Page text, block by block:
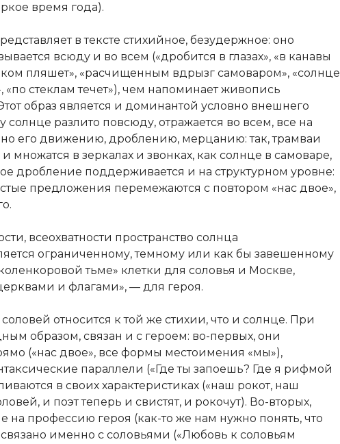
время года).
в тексте стихийное, безудержное: оно
всюду и во всем («дробится в глазах», «в канавы
пляшет», «расчищенным вдрызг самоваром», «солнце
«по стеклам течет»), чем напоминает живопись
образ является и доминантой условно внешнего
солнце разлито повсюду, отражается во всем, все на
его движению, дроблению, мерцанию: так, трамваи
множатся в зеркалах и звонках, как солнце в самоваре,
дробление поддерживается и на структурном уровне:
предложения перемежаются с повтором «нас двое»,
всеохватности пространство солнца
ограниченному, темному или как бы завешенному
тьме» клетки для соловья и Москве,
и флагами», — для героя.
соловей относится к той же стихии, что и солнце. При
образом, связан и с героем: во-первых, они
(«нас двое», все формы местоимения «мы»),
параллели («Где ты запоешь? Где я рифмой
в своих характеристиках («наш рокот, наш
и поэт теперь и свистят, и рокочут). Во-вторых,
на профессию героя (как-то же нам нужно понять, что
связано именно с соловьями («Любовь к соловьям